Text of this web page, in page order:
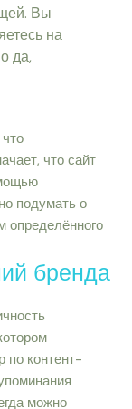
Вы
на
да,
что сайт
подумать о
определённого
бренда
по контент-
можно